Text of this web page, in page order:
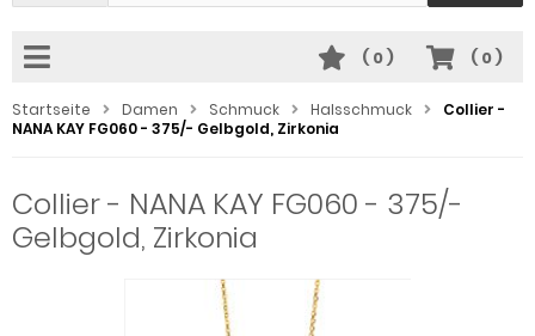
( 0)
( 0)
Startseite Damen Schmuck Halsschmuck
Collier -
NANA KAY FG060 - 375/- Gelbgold, Zirkonia
Collier - NANA KAY FG060 - 375/-
Gelbgold, Zirkonia